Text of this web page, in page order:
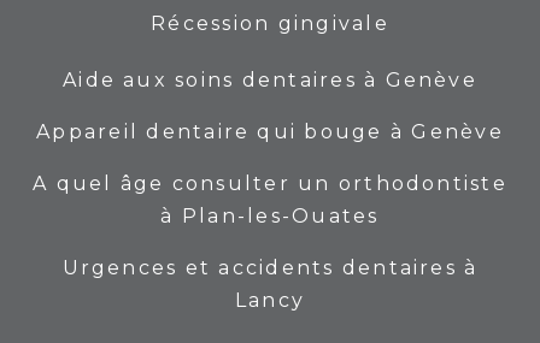
Récession gingivale
Aide aux soins dentaires à Genève
Appareil dentaire qui bouge à Genève
A quel âge consulter un orthodontiste
à Plan-les-Ouates
Urgences et accidents dentaires à
Lancy